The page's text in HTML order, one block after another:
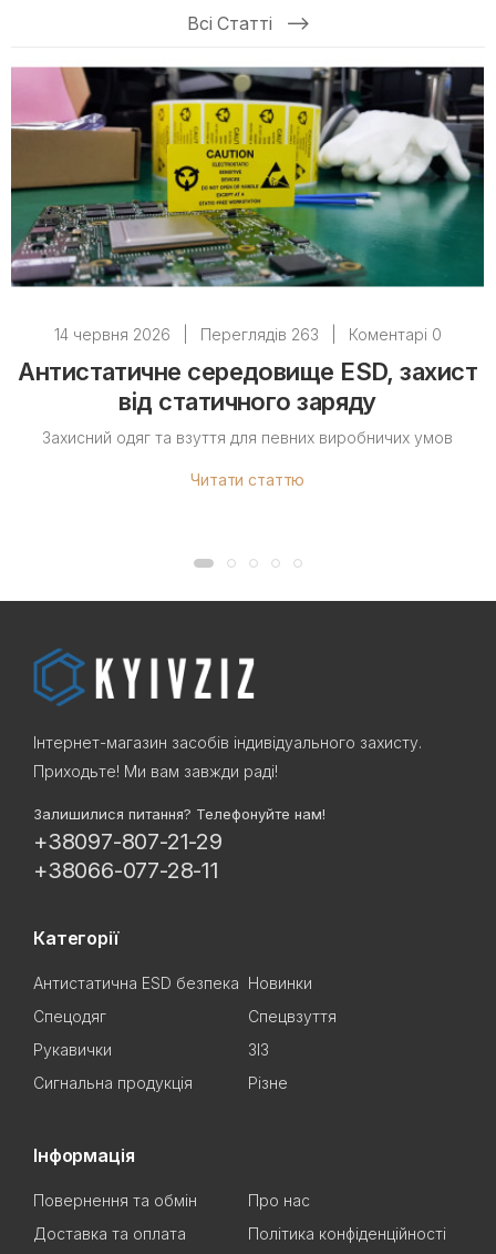
Всі Статті
14 червня 2026 Переглядів 263 Коментарі 0
Антистатичне середовище ESD, захист
від статичного заряду
Захисний одяг та взуття для певних виробничих умов
Читати статтю
Інтернет-магазин засобів індивідуального захисту.
Приходьте! Ми вам завжди раді!
Залишилися питання? Телефонуйте нам!
+38097-807-21-29
+38066-077-28-11
Категорії
Антистатична ESD безпека Новинки
Спецодяг
Спецвзуття
Рукавички
ЗІЗ
Сигнальна продукція
Різне
Інформація
Повернення та обмін
Про нас
Доставка та оплата
Політика конфіденційності